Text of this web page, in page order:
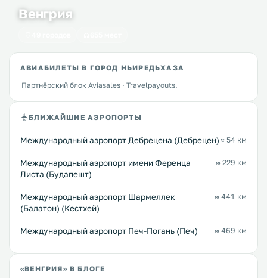
Венгрия
АВИАБИЛЕТЫ В ГОРОД НЬИРЕДЬХАЗА
Партнёрский блок Aviasales · Travelpayouts.
БЛИЖАЙШИЕ АЭРОПОРТЫ
Международный аэропорт Дебрецена (Дебрецен) ≈ 54 км
Международный аэропорт имени Ференца
Листа (Будапешт)
≈ 229 км
Международный аэропорт Шармеллек
(Балатон) (Кестхей)
≈ 441 км
Международный аэропорт Печ-Погань (Печ) ≈ 469 км
«ВЕНГРИЯ» В БЛОГЕ